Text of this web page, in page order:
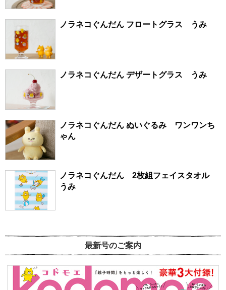
ノラネコぐんだん フロートグラス うみ
ノラネコぐんだん デザートグラス うみ
ノラネコぐんだん ぬいぐるみ ワンワンち
ゃん
ノラネコぐんだん 2枚組フェイスタオル
うみ
最新号のご案内